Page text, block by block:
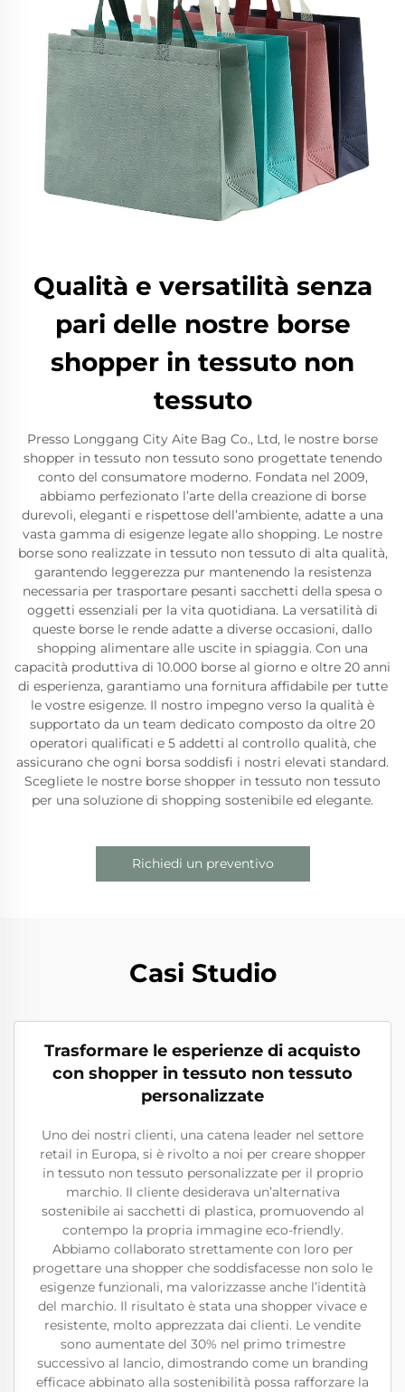
Qualità e versatilità senza
pari delle nostre borse
shopper in tessuto non
tessuto
Presso Longgang City Aite Bag Co., Ltd, le nostre borse
shopper in tessuto non tessuto sono progettate tenendo
conto del consumatore moderno. Fondata nel 2009,
abbiamo perfezionato l’arte della creazione di borse
durevoli, eleganti e rispettose dell’ambiente, adatte a una
vasta gamma di esigenze legate allo shopping. Le nostre
borse sono realizzate in tessuto non tessuto di alta qualità,
garantendo leggerezza pur mantenendo la resistenza
necessaria per trasportare pesanti sacchetti della spesa o
oggetti essenziali per la vita quotidiana. La versatilità di
queste borse le rende adatte a diverse occasioni, dallo
shopping alimentare alle uscite in spiaggia. Con una
capacità produttiva di 10.000 borse al giorno e oltre 20 anni
di esperienza, garantiamo una fornitura affidabile per tutte
le vostre esigenze. Il nostro impegno verso la qualità è
supportato da un team dedicato composto da oltre 20
operatori qualificati e 5 addetti al controllo qualità, che
assicurano che ogni borsa soddisfi i nostri elevati standard.
Scegliete le nostre borse shopper in tessuto non tessuto
per una soluzione di shopping sostenibile ed elegante.
Richiedi un preventivo
Casi Studio
Trasformare le esperienze di acquisto
con shopper in tessuto non tessuto
personalizzate
Uno dei nostri clienti, una catena leader nel settore
retail in Europa, si è rivolto a noi per creare shopper
in tessuto non tessuto personalizzate per il proprio
marchio. Il cliente desiderava un’alternativa
sostenibile ai sacchetti di plastica, promuovendo al
contempo la propria immagine eco-friendly.
Abbiamo collaborato strettamente con loro per
progettare una shopper che soddisfacesse non solo le
esigenze funzionali, ma valorizzasse anche l’identità
del marchio. Il risultato è stata una shopper vivace e
resistente, molto apprezzata dai clienti. Le vendite
sono aumentate del 30% nel primo trimestre
successivo al lancio, dimostrando come un branding
efficace abbinato alla sostenibilità possa rafforzare la